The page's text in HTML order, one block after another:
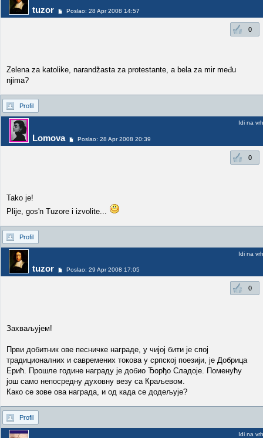
tuzor Poslao: 28 Apr 2008 14:57
0
Zelena za katolike, narandžasta za protestante, a bela za mir među
njima?
Profil
Lomova Poslao: 28 Apr 2008 20:39
Idi na vrh
0
Tako je!
Plije, gos'n Tuzore i izvolite...
Profil
tuzor Poslao: 29 Apr 2008 17:05
Idi na vrh
0
Захваљујем!
Први добитник ове песничке награде, у чијој бити је спој
традиционалних и савремених токова у српској поезији, је Добрица
Ерић. Прошле године награду је добио Ђорђо Сладоје. Поменућу
још само непосредну духовну везу са Краљевом.
Како се зове ова награда, и од када се додељује?
Profil
Idi na vrh